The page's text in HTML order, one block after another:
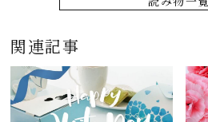
関連記事